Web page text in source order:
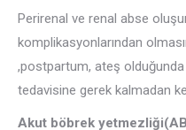
Perirenal ve renal abse
komplikasyonlarından
,postpartum, ateş
tedavisine gerek kalmadan
Akut böbrek